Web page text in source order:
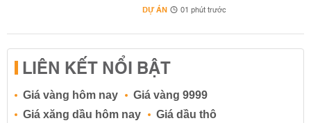
DỰ ÁN 01 phút trước
LIÊN KẾT NỔI BẬT
Giá vàng hôm nay
Giá vàng 9999
Giá xăng dầu hôm nay
Giá dầu thô